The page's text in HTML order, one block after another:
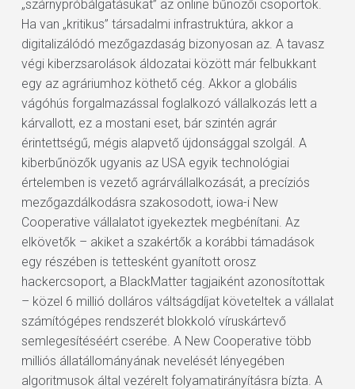
„szárnypróbálgatásukat” az online bűnözői csoportok.
Ha van „kritikus” társadalmi infrastruktúra, akkor a
digitalizálódó mezőgazdaság bizonyosan az. A tavasz
végi kiberzsarolások áldozatai között már felbukkant
egy az agráriumhoz köthető cég. Akkor a globális
vágóhús forgalmazással foglalkozó vállalkozás lett a
kárvallott, ez a mostani eset, bár szintén agrár
érintettségű, mégis alapvető újdonsággal szolgál. A
kiberbűnözők ugyanis az USA egyik technológiai
értelemben is vezető agrárvállalkozását, a precíziós
mezőgazdálkodásra szakosodott, iowa-i New
Cooperative vállalatot igyekeztek megbénítani. Az
elkövetők – akiket a szakértők a korábbi támadások
egy részében is tettesként gyanított orosz
hackercsoport, a BlackMatter tagjaiként azonosítottak
– közel 6 millió dolláros váltságdíjat követeltek a vállalat
számítógépes rendszerét blokkoló víruskártevő
semlegesítéséért cserébe. A New Cooperative több
milliós állatállományának nevelését lényegében
algoritmusok által vezérelt folyamatirányításra bízta. A